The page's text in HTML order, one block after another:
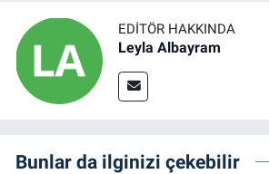
EDITÖR HAKKINDA
Leyla Albayram
Bunlar da ilginizi çekebilir